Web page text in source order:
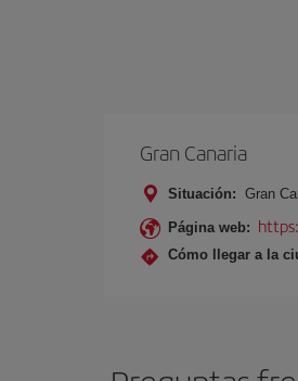
Gran Canaria
Situación: Gran
Página web:
Cómo llegar a la